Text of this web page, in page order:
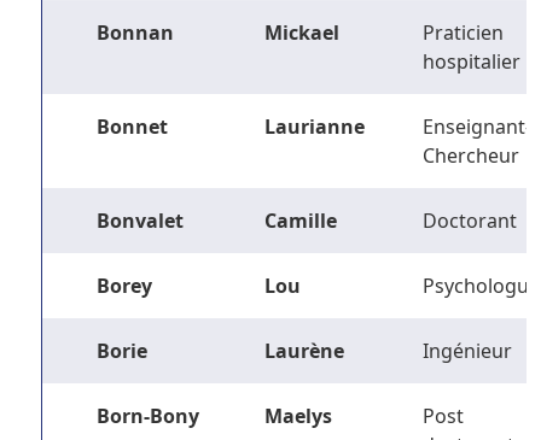
Bonnan Mickael
Praticien
hospitalier
Bonnet Laurianne
Enseignant-
Chercheur
Bonvalet Camille Doctorant
Borey Lou Psychologue
Borie Laurène Ingénieur
Born-Bony Maelys
Post